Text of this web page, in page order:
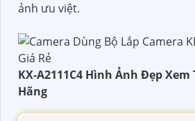
ảnh ưu việt.
KX-A2111C4 Hình Ảnh Đẹp Xem
Hãng